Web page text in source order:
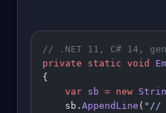
// .NET 11, C# 14,
private static void
{
    var
sb = new
    sb.
AppendLine ( "//